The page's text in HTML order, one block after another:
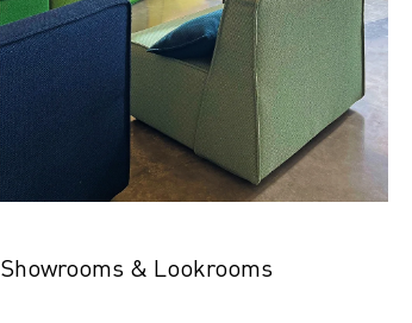
Showrooms & Lookrooms